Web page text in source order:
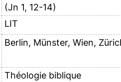
(Jn 1, 12-14)
LIT
Berlin, Münster, Wien,
Théologie biblique